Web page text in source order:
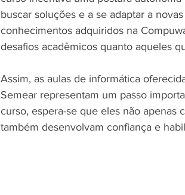
buscar soluções e a se adaptar a
conhecimentos adquiridos na
desafios acadêmicos quanto aqueles
Assim, as aulas de informática
Semear representam um passo
curso, espera-se que eles não apenas
também desenvolvam confiança e